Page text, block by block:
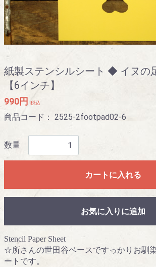
紙製ステンシルシート ◆ イヌの
【6インチ】
990円 税込
商品コード： 2525-2footpad02-6
数量
カートに入れる
お気に入りに追加
Stencil Paper Sheet
☆所さんの世田谷ベースですっかりお馴
ートです。